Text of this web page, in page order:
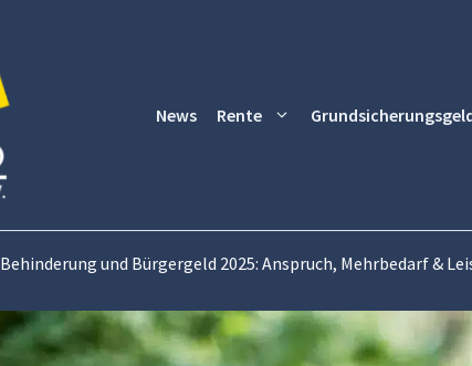
News Rente
Behinderung und Bürgergeld 2025: Anspruch, Mehrbedarf &